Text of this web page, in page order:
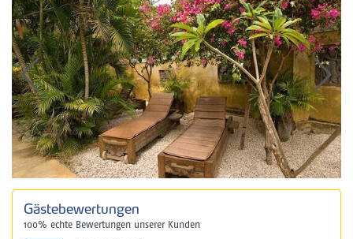
Gästebewertungen
100% echte Bewertungen unserer Kunden